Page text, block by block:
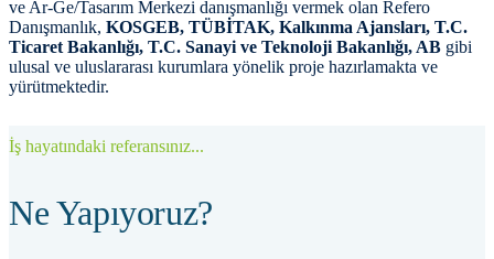
ve Ar-Ge/Tasarım Merkezi danışmanlığı vermek olan Refero
Danışmanlık, KOSGEB, TÜBİTAK, Kalkınma Ajansları, T.C.
Ticaret Bakanlığı, T.C. Sanayi ve Teknoloji Bakanlığı, AB gibi
ulusal ve uluslararası kurumlara yönelik proje hazırlamakta ve
yürütmektedir.
İş hayatındaki referansınız...
Ne Yapıyoruz?